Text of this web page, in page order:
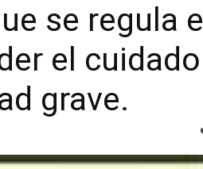
se regula el
el cuidado
grave.